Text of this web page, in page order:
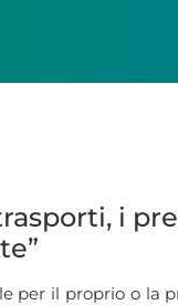
i
per il proprio o la